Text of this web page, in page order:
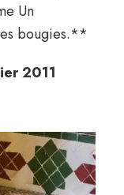
Un
bougies.**
2011